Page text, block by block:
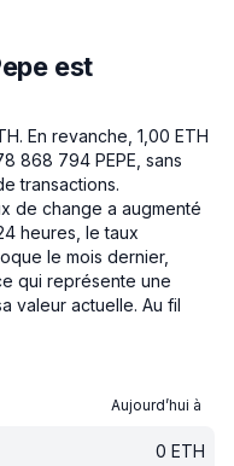
est
En revanche, 1,00 ETH
868 794 PEPE, sans
transactions.
de change a augmenté
heures, le taux
le mois dernier,
qui représente une
valeur actuelle. Au fil
Aujourd’hui à
0 ETH